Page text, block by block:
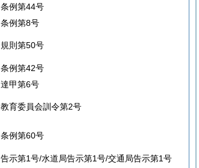
条例第44号
条例第8号
規則第50号
条例第42号
達甲第6号
教育委員会訓令第2号
条例第60号
告示第1号/水道局告示第1号/交通局告示第1号